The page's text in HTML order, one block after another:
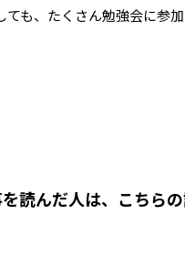
ても、たくさん勉強会に参
読んだ人は、こちら